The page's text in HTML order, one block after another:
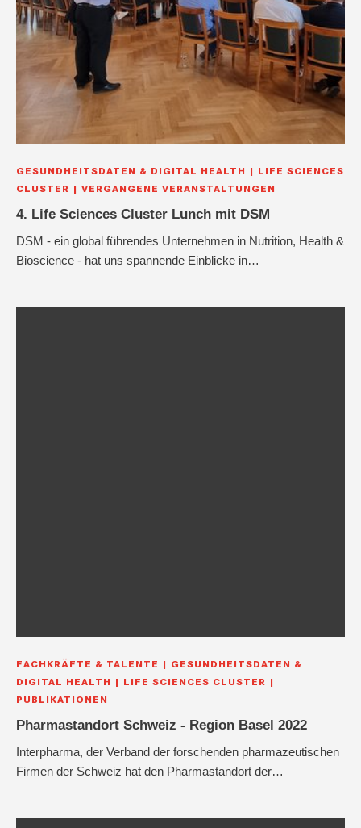
GESUNDHEITSDATEN & DIGITAL HEALTH
LIFE SCIENCES
CLUSTER
VERGANGENE VERANSTALTUNGEN
4. Life Sciences Cluster Lunch mit DSM
DSM - ein global führendes Unternehmen in Nutrition, Health &
Bioscience - hat uns spannende Einblicke in…
FACHKRÄFTE & TALENTE
GESUNDHEITSDATEN &
DIGITAL HEALTH
LIFE SCIENCES CLUSTER
PUBLIKATIONEN
Pharmastandort Schweiz - Region Basel 2022
Interpharma, der Verband der forschenden pharmazeutischen
Firmen der Schweiz hat den Pharmastandort der…